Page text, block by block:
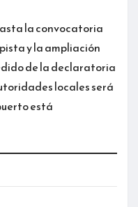
la convocatoria
y la ampliación
de la declaratoria
locales será
está